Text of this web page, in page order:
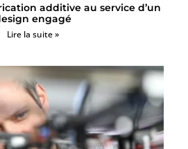
additive au service d’un
engagé
Lire la suite »